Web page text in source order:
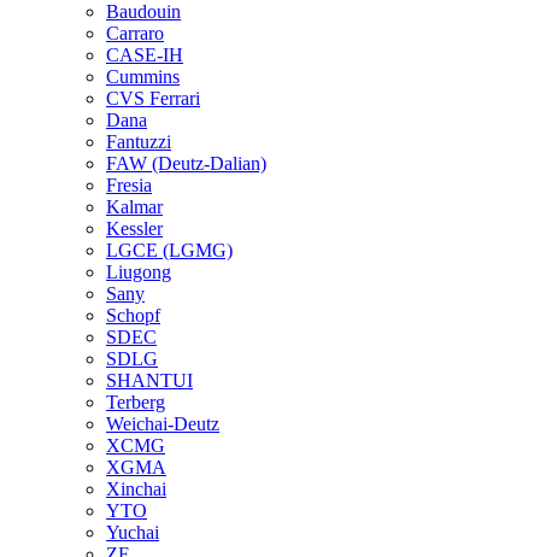
Baudouin
Carraro
CASE-IH
Cummins
CVS Ferrari
Dana
Fantuzzi
FAW (Deutz-Dalian)
Fresia
Kalmar
Kessler
LGCE (LGMG)
Liugong
Sany
Schopf
SDEC
SDLG
SHANTUI
Terberg
Weichai-Deutz
XCMG
XGMA
Xinchai
YTO
Yuchai